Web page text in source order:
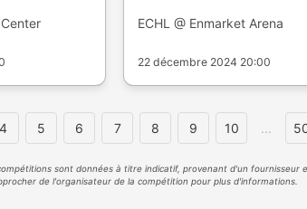
ECHL @ Enmarket Arena
22 décembre 2024 20:00
4 5 6 7 8 9 10 ...
sont données à titre indicatif, provenant d'un fournisseur
de l'organisateur de la compétition pour plus d'informations.